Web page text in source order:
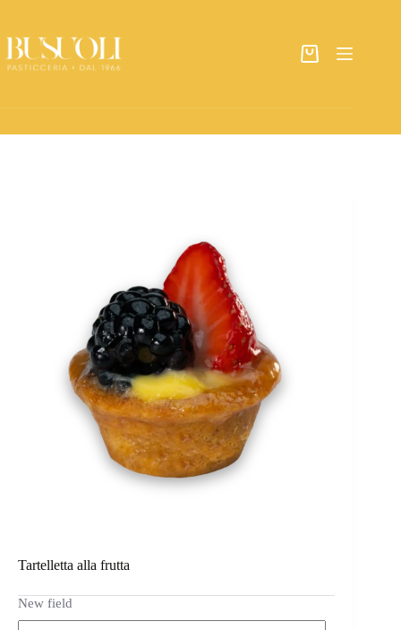
Tartelletta alla frutta
New field